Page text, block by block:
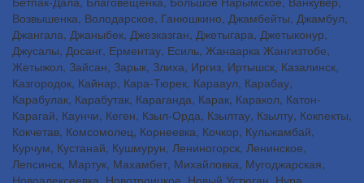
Возвышенка, Володарское, Ганюшкино, Джамбейты, Джамбул,
Джангала, Джаныбек, Джезказган, Джетыгара, Джетыконур,
Джусалы, Досанг, Ерментау, Есиль, Жанаарка Жангизтобе,
Жетыжол, Зайсан, Зарык, Злиха, Иргиз, Иртышск, Казалинск,
Казгородок, Кайнар, Кара-Тюрек, Карааул, Карабау,
Карабулак, Карабутак, Караганда, Карак, Каракол, Катон-
Карагай, Каунчи, Кеген, Кзыл-Орда, Кзылтау, Кзылту, Кокпекты,
Кокчетав, Комсомолец, Корнеевка, Кочкор, Кульжамбай,
Курчум, Кустанай, Кушмурун, Лениногорск, Ленинское,
Лепсинск, Мартук, Махамбет, Михайловка, Мугоджарская,
Новоалексеевка, Новотроицкое, Новый Устюган, Нура,